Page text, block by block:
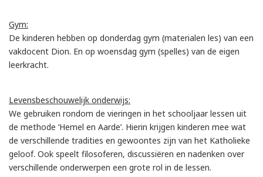
Gym:
De kinderen hebben op donderdag gym (materialen les) van een
vakdocent Dion. En op woensdag gym (spelles) van de eigen
leerkracht.
Levensbeschouwelijk onderwijs:
We gebruiken rondom de vieringen in het schooljaar lessen uit
de methode ‘Hemel en Aarde’. Hierin krijgen kinderen mee wat
de verschillende tradities en gewoontes zijn van het Katholieke
geloof. Ook speelt filosoferen, discussiëren en nadenken over
verschillende onderwerpen een grote rol in de lessen.